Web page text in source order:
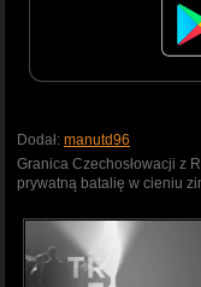
Dodał: manutd96
Granica Czechosłowacji z
prywatną batalię w cieniu